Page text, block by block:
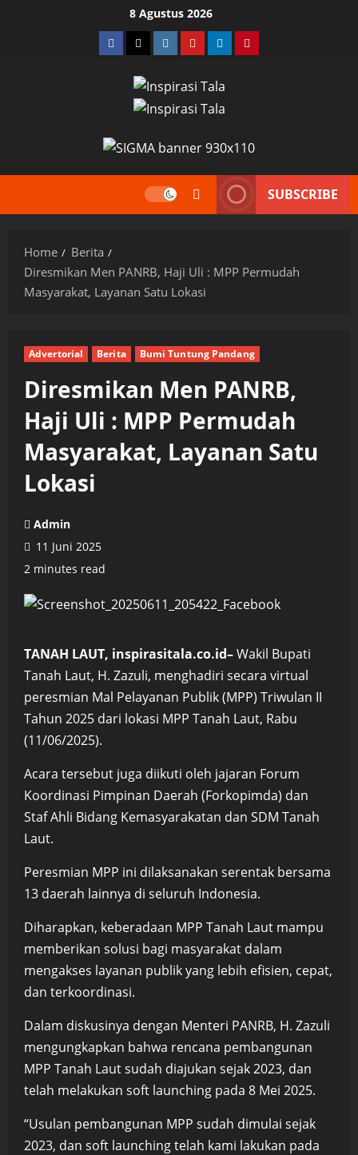
8 Agustus 2026
Facebook
TwitterInstagram
YouTubeLinkedInPinterest
SUBSCRIBE
Home
Berita
Diresmikan Men PANRB, Haji Uli : MPP Permudah
Masyarakat, Layanan Satu Lokasi
Advertorial Berita Bumi Tuntung Pandang
Diresmikan Men PANRB,
Haji Uli : MPP Permudah
Masyarakat, Layanan Satu
Lokasi
Admin
11 Juni 2025
2 minutes read
TANAH LAUT, inspirasitala.co.id–Wakil Bupati
Tanah Laut, H. Zazuli, menghadiri secara virtual
peresmian Mal Pelayanan Publik (MPP) Triwulan II
Tahun 2025 dari lokasi MPP Tanah Laut, Rabu
(11/06/2025).
Acara tersebut juga diikuti oleh jajaran Forum
Koordinasi Pimpinan Daerah (Forkopimda) dan
Staf Ahli Bidang Kemasyarakatan dan SDM Tanah
Laut.
Peresmian MPP ini dilaksanakan serentak bersama
13 daerah lainnya di seluruh Indonesia.
Diharapkan, keberadaan MPP Tanah Laut mampu
memberikan solusi bagi masyarakat dalam
mengakses layanan publik yang lebih efisien, cepat,
dan terkoordinasi.
Dalam diskusinya dengan Menteri PANRB, H. Zazuli
mengungkapkan bahwa rencana pembangunan
MPP Tanah Laut sudah diajukan sejak 2023, dan
telah melakukan soft launching pada 8 Mei 2025.
“Usulan pembangunan MPP sudah dimulai sejak
2023, dan soft launching telah kami lakukan pada